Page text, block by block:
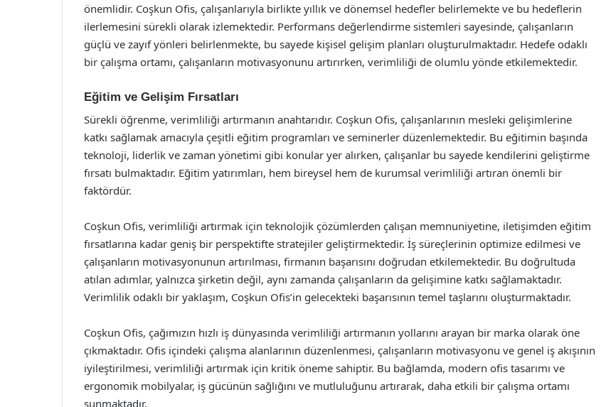
önemlidir. Coşkun Ofis, çalışanlarıyla birlikte yıllık ve dönemsel hedefler belirlemekte ve bu hedeflerin
ilerlemesini sürekli olarak izlemektedir. Performans değerlendirme sistemleri sayesinde, çalışanların
güçlü ve zayıf yönleri belirlenmekte, bu sayede kişisel gelişim planları oluşturulmaktadır. Hedefe odaklı
bir çalışma ortamı, çalışanların motivasyonunu artırırken, verimliliği de olumlu yönde etkilemektedir.
Eğitim ve Gelişim Fırsatları
Sürekli öğrenme, verimliliği artırmanın anahtarıdır. Coşkun Ofis, çalışanlarının mesleki gelişimlerine
katkı sağlamak amacıyla çeşitli eğitim programları ve seminerler düzenlemektedir. Bu eğitimin başında
teknoloji, liderlik ve zaman yönetimi gibi konular yer alırken, çalışanlar bu sayede kendilerini geliştirme
fırsatı bulmaktadır. Eğitim yatırımları, hem bireysel hem de kurumsal verimliliği artıran önemli bir
faktördür.
Coşkun Ofis, verimliliği artırmak için teknolojik çözümlerden çalışan memnuniyetine, iletişimden eğitim
fırsatlarına kadar geniş bir perspektifte stratejiler geliştirmektedir. İş süreçlerinin optimize edilmesi ve
çalışanların motivasyonunun artırılması, firmanın başarısını doğrudan etkilemektedir. Bu doğrultuda
atılan adımlar, yalnızca şirketin değil, aynı zamanda çalışanların da gelişimine katkı sağlamaktadır.
Verimlilik odaklı bir yaklaşım, Coşkun Ofis’in gelecekteki başarısının temel taşlarını oluşturmaktadır.
Coşkun Ofis, çağımızın hızlı iş dünyasında verimliliği artırmanın yollarını arayan bir marka olarak öne
çıkmaktadır. Ofis içindeki çalışma alanlarının düzenlenmesi, çalışanların motivasyonu ve genel iş akışının
iyileştirilmesi, verimliliği artırmak için kritik öneme sahiptir. Bu bağlamda, modern ofis tasarımı ve
ergonomik mobilyalar, iş gücünün sağlığını ve mutluluğunu artırarak, daha etkili bir çalışma ortamı
sunmaktadır.